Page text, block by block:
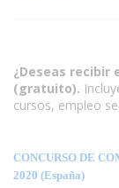
¿Deseas recibir
(gratuito).
cursos, empleo
CONCURSO DE
2020 (España)